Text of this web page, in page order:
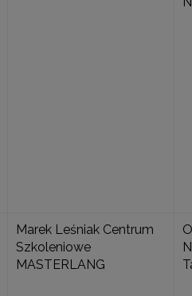
Marek Leśniak Centrum
Szkoleniowe
MASTERLANG